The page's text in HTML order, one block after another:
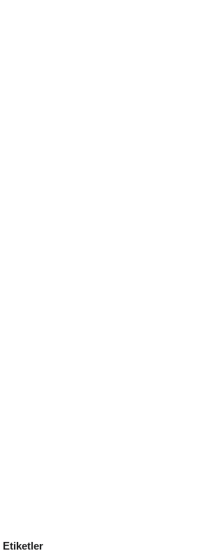
Etiketler